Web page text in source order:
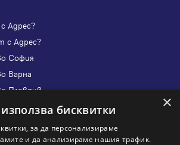
Адрес?
с Адрес?
София
Варна
Пловдив
Бургас
с Адрес?
×
бисквитки
за да персонализираме
и да анализираме нашия трафик.